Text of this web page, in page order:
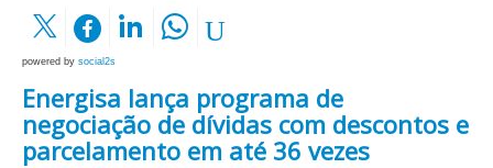
powered by social2s
Energisa lança programa de
negociação de dívidas com descontos e
parcelamento em até 36 vezes